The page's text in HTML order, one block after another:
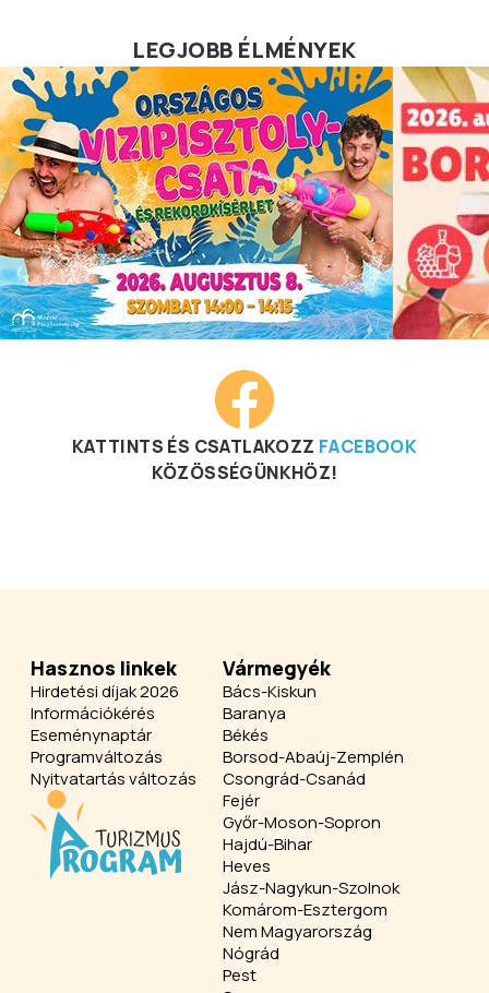
LEGJOBB ÉLMÉNYEK
KATTINTS ÉS CSATLAKOZZ FACEBOOK
KÖZÖSSÉGÜNKHÖZ!
Hasznos linkek
Hirdetési díjak 2026
Információkérés
Eseménynaptár
Programváltozás
Nyitvatartás változás
Vármegyék
Bács-Kiskun
Baranya
Békés
Borsod-Abaúj-Zemplén
Csongrád-Csanád
Fejér
Győr-Moson-Sopron
Hajdú-Bihar
Heves
Jász-Nagykun-Szolnok
Komárom-Esztergom
Nem Magyarország
Nógrád
Pest